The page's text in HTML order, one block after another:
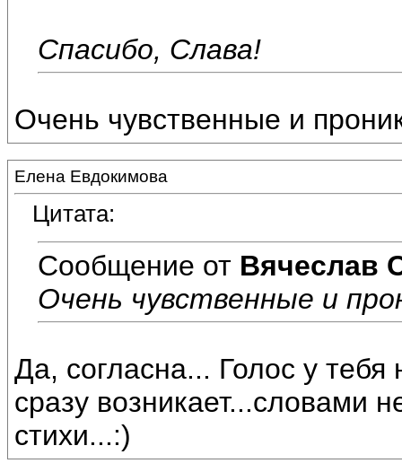
Спасибо, Слава!
Очень чувственные и
Елена Евдокимова
Цитата:
Сообщение от Вячеслав
Очень чувственные и
Да, согласна... Голос у
сразу возникает...словами
стихи...:)